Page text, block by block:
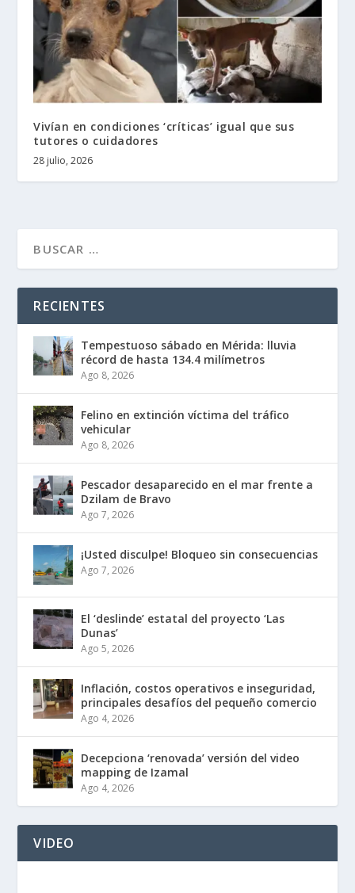
Vivían en condiciones ‘críticas’ igual que sus
tutores o cuidadores
28 julio, 2026
RECIENTES
Tempestuoso sábado en Mérida: lluvia
récord de hasta 134.4 milímetros
Ago 8, 2026
Felino en extinción víctima del tráfico
vehicular
Ago 8, 2026
Pescador desaparecido en el mar frente a
Dzilam de Bravo
Ago 7, 2026
¡Usted disculpe! Bloqueo sin consecuencias
Ago 7, 2026
El ‘deslinde’ estatal del proyecto ‘Las
Dunas’
Ago 5, 2026
Inflación, costos operativos e inseguridad,
principales desafíos del pequeño comercio
Ago 4, 2026
Decepciona ‘renovada’ versión del video
mapping de Izamal
Ago 4, 2026
VIDEO